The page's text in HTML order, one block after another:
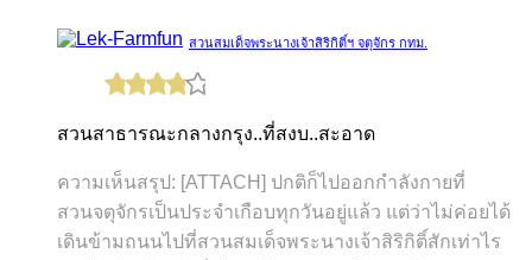
สวนสมเด็จพระนางเจ้าสิริกิติ์ฯ จตุจักร กทม.
สวนสาธารณะกลางกรุง..ที่สงบ..สะอาด
ความเห็นสรุป: [ATTACH] ปกติก็ไปออกกำลังกายที่
สวนจตุจักรเป็นประจำเกือบทุกวันอยู่แล้ว แต่ว่าไม่ค่อยได้
เดินข้ามถนนไปที่สวนสมเด็จพระนางเจ้าสิริกิติ์สักเท่าไร